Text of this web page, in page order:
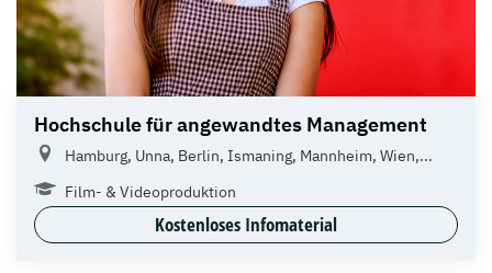
Hochschule für angewandtes Management
Hamburg, Unna, Berlin, Ismaning, Mannheim, Wien,...
Film- & Videoproduktion
Kostenloses Infomaterial